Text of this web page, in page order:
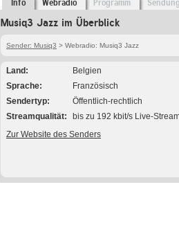
Info Webradio Programm
Musiq3 Jazz im Überblick
Sender: Musiq3 > Webradio: Musiq3 Jazz
Land
Belgien
Sprache
Französisch
Sendertyp
Öffentlich-rechtlich
Streamqualität
bis zu 192 kbit/s Live-
Zur Website des Senders